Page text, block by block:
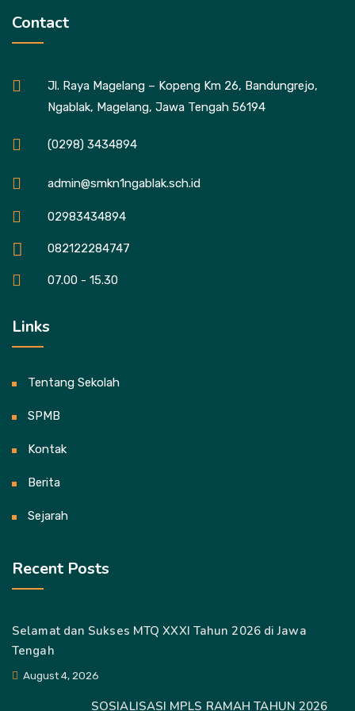
Contact
Jl. Raya Magelang – Kopeng Km 26, Bandungrejo,
Ngablak, Magelang, Jawa Tengah 56194
(0298) 3434894
admin@smkn1ngablak.sch.id
02983434894
082122284747
07.00 - 15.30
Links
Tentang Sekolah
SPMB
Kontak
Berita
Sejarah
Recent Posts
Selamat dan Sukses MTQ XXXI Tahun 2026 di Jawa
Tengah
August 4, 2026
SOSIALISASI MPLS RAMAH TAHUN 2026